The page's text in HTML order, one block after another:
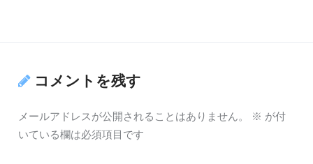
コメントを残す
メールアドレスが公開されることはありません。 ※ が付
いている欄は必須項目です